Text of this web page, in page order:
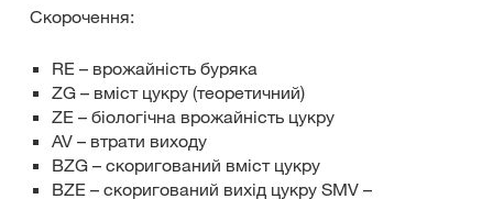
Скорочення:
RE – врожайність буряка
ZG – вміст цукру (теоретичний)
ZE – біологічна врожайність цукру
AV – втрати виходу
BZG – скоригований вміст цукру
BZE – скоригований вихід цукру SMV –